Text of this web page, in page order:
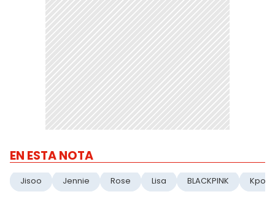
EN ESTA NOTA
Jisoo Jennie Rose Lisa BLACKPINK Kpop